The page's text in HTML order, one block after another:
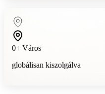
0+ Város
globálisan kiszolgálva